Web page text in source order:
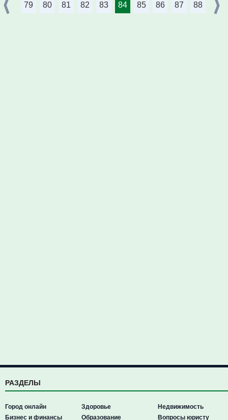
79 80 81 82 83 84 85 86 87 88
РАЗДЕЛЫ
Город онлайн
Бизнес и финансы
Здоровье
Образование
Недвижимость
Вопросы юристу